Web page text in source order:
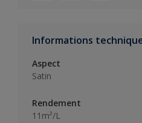
Informations
Aspect
Satin
Rendement
11m²/L